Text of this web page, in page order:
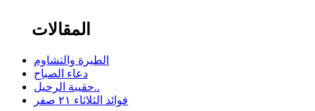
المقالات
الطيرة والتشاوم
دعاء الصباح
حقيبة الرحيل..
فوائد الثلاثاء ٢١ صفر